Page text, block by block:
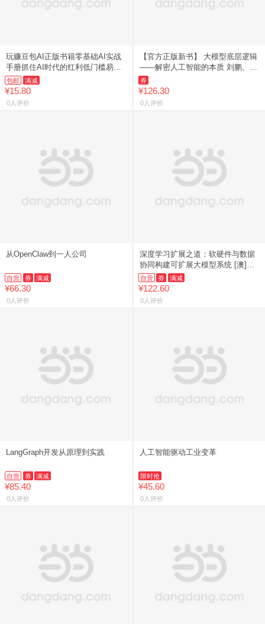
玩赚豆包AI正版书籍零基础AI实战
手册抓住AI时代的红利低门槛易上
手用豆包掘金解锁创富新可能普通
人的AI工具实操变现赚钱
包邮 满减
¥15.80
0人评价
【官方正版新书】 大模型底层逻辑
——解密人工智能的本质 刘鹏、李
艮基、刘思成 大模型科普、AI 底
层逻辑
券
¥126.30
0人评价
从OpenClaw到一人公司
自营 券 满减
¥66.30
0人评价
深度学习扩展之道：软硬件与数据
协同构建可扩展大模型系统 [澳]苏
妮塔·马尔 深度学习扩展 软硬件
自营 券 满减
¥122.60
0人评价
LangGraph开发从原理到实践
自营 券 满减
¥85.40
0人评价
人工智能驱动工业变革
限时抢
¥45.60
0人评价